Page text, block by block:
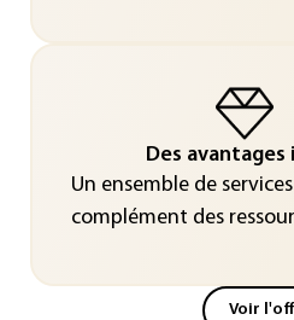
Des avantages
Un ensemble de
complément des
Voir